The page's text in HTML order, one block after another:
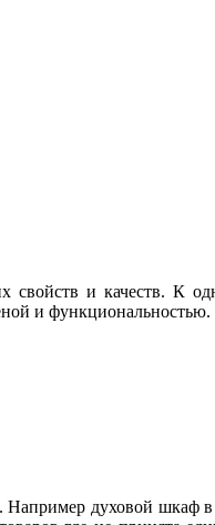
свойств и качеств. К
и функциональностью.
духовой шкаф